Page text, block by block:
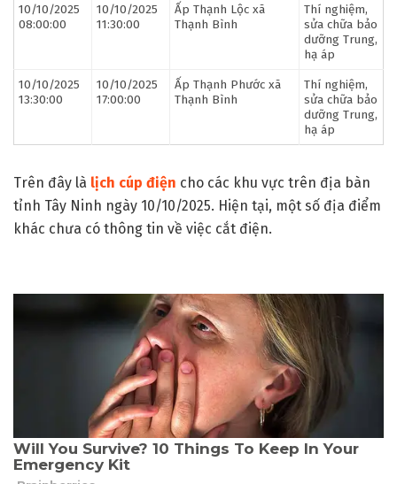
10/10/2025
08:00:00
10/10/2025
11:30:00
Ấp Thạnh Lộc xã
Thạnh Bình
Thí nghiệm,
sửa chữa bảo
dưỡng Trung,
hạ áp
10/10/2025
13:30:00
10/10/2025
17:00:00
Ấp Thạnh Phước xã
Thạnh Bình
Thí nghiệm,
sửa chữa bảo
dưỡng Trung,
hạ áp
Trên đây là lịch cúp điện cho các khu vực trên địa bàn
tỉnh Tây Ninh ngày 10/10/2025. Hiện tại, một số địa điểm
khác chưa có thông tin về việc cắt điện.